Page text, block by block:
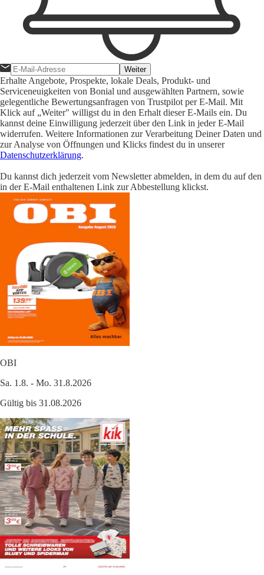
Weiter
Erhalte Angebote, Prospekte, lokale Deals, Produkt- und
Serviceneuigkeiten von Bonial und ausgewählten Partnern, sowie
gelegentliche Bewertungsanfragen von Trustpilot per E-Mail. Mit
Klick auf „Weiter" willigst du in den Erhalt dieser E-Mails ein. Du
kannst deine Einwilligung jederzeit über den Link in jeder E-Mail
widerrufen. Weitere Informationen zur Verarbeitung Deiner Daten und
zur Analyse von Öffnungen und Klicks findest du in unserer
Datenschutzerklärung.
Du kannst dich jederzeit vom Newsletter abmelden, in dem du auf den
in der E-Mail enthaltenen Link zur Abbestellung klickst.
OBI
Sa. 1.8. - Mo. 31.8.2026
Gültig bis 31.08.2026